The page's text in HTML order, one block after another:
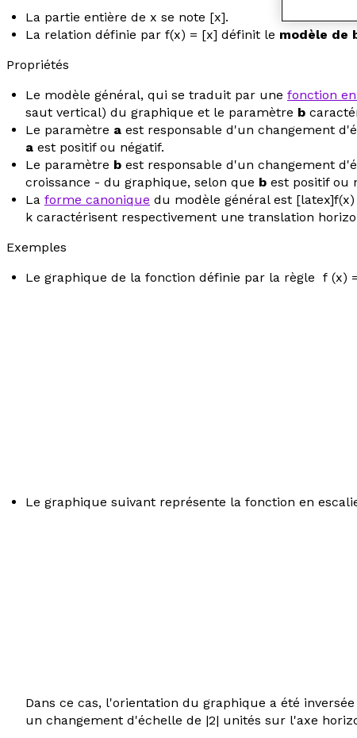
La partie entière de x se note [x].
La relation définie par f(x) = [x] définit le modèle de
Propriétés
Le modèle général, qui se traduit par une fonction
saut vertical) du graphique et le paramètre b
Le paramètre a est responsable d'un changement
a est positif ou négatif.
Le paramètre b est responsable d'un changement
croissance - du graphique, selon que b est positif ou
La forme canonique du modèle général est
k caractérisent respectivement une translation
Exemples
Le graphique de la fonction définie par la règle f (x)
Le graphique suivant représente la fonction en
Dans ce cas, l'orientation du graphique a été
un changement d'échelle de |2| unités sur l'axe